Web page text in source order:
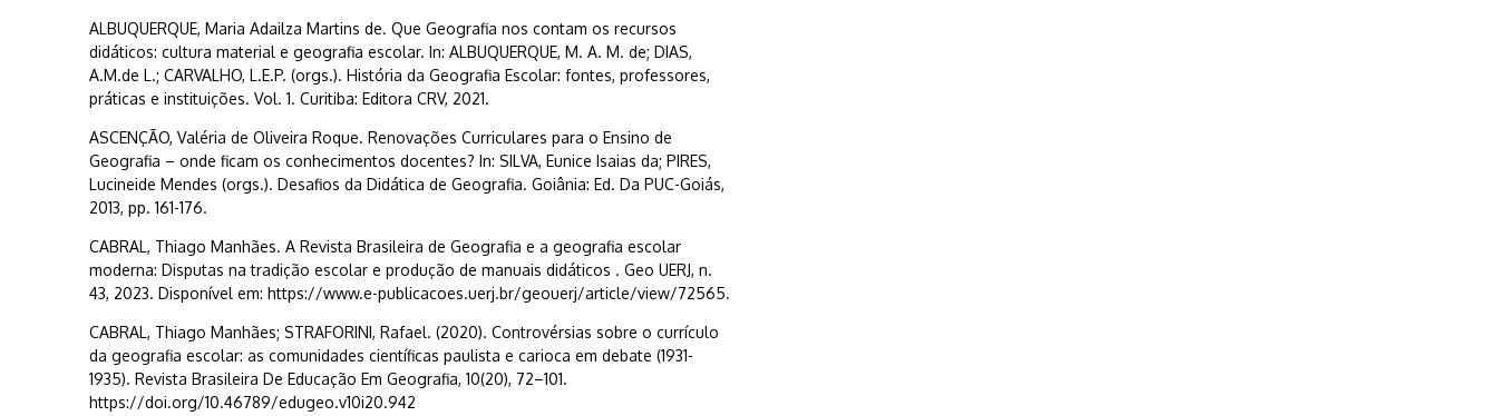
ALBUQUERQUE, Maria Adailza Martins de. Que Geografia nos contam os recursos
didáticos: cultura material e geografia escolar. In: ALBUQUERQUE, M. A. M. de; DIAS,
A.M.de L.; CARVALHO, L.E.P. (orgs.). História da Geografia Escolar: fontes, professores,
práticas e instituições. Vol. 1. Curitiba: Editora CRV, 2021.
ASCENÇÃO, Valéria de Oliveira Roque. Renovações Curriculares para o Ensino de
Geografia – onde ficam os conhecimentos docentes? In: SILVA, Eunice Isaias da; PIRES,
Lucineide Mendes (orgs.). Desafios da Didática de Geografia. Goiânia: Ed. Da PUC-Goiás,
2013, pp. 161-176.
CABRAL, Thiago Manhães. A Revista Brasileira de Geografia e a geografia escolar
moderna: Disputas na tradição escolar e produção de manuais didáticos . Geo UERJ, n.
43, 2023. Disponível em: https://www.e-publicacoes.uerj.br/geouerj/article/view/72565.
CABRAL, Thiago Manhães; STRAFORINI, Rafael. (2020). Controvérsias sobre o currículo
da geografia escolar: as comunidades científicas paulista e carioca em debate (1931-
1935). Revista Brasileira De Educação Em Geografia, 10(20), 72–101.
https://doi.org/10.46789/edugeo.v10i20.942